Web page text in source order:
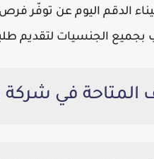
الدقم اليوم عن توفّر
بجميع الجنسيات لتقديم
المتاحة في